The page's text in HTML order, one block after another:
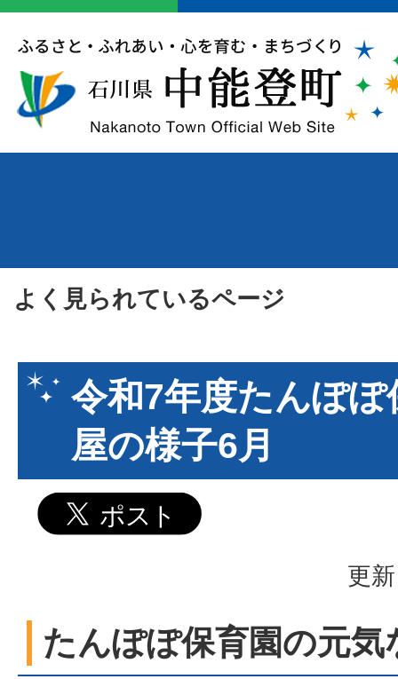
よく見られているページ
令和7年度たんぽ
屋の様子6月
更
たんぽぽ保育園の元